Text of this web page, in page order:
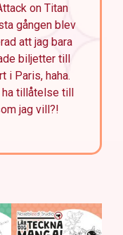
on Titan
gången blev
att jag bara
biljetter till
i Paris, haha.
tillåtelse till
jag vill?!